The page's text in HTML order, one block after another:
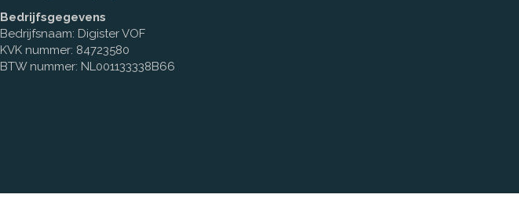
Bedrijfsgegevens
Bedrijfsnaam: Digister VOF
KVK nummer: 84723580
BTW nummer: NL001133338B66